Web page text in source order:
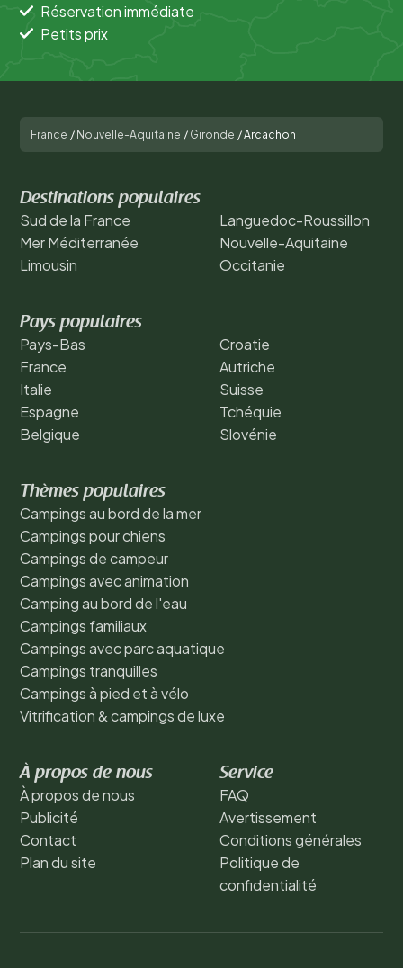
Réservation immédiate
Petits prix
France / Nouvelle-Aquitaine / Gironde /Arcachon
Destinations populaires
Sud de la France
Mer Méditerranée
Limousin
Languedoc-Roussillon
Nouvelle-Aquitaine
Occitanie
Pays populaires
Pays-Bas
France
Italie
Espagne
Belgique
Croatie
Autriche
Suisse
Tchéquie
Slovénie
Thèmes populaires
Campings au bord de la mer
Campings pour chiens
Campings de campeur
Campings avec animation
Camping au bord de l'eau
Campings familiaux
Campings avec parc aquatique
Campings tranquilles
Campings à pied et à vélo
Vitrification & campings de luxe
À propos de nous
À propos de nous
Publicité
Contact
Plan du site
Service
FAQ
Avertissement
Conditions générales
Politique de
confidentialité